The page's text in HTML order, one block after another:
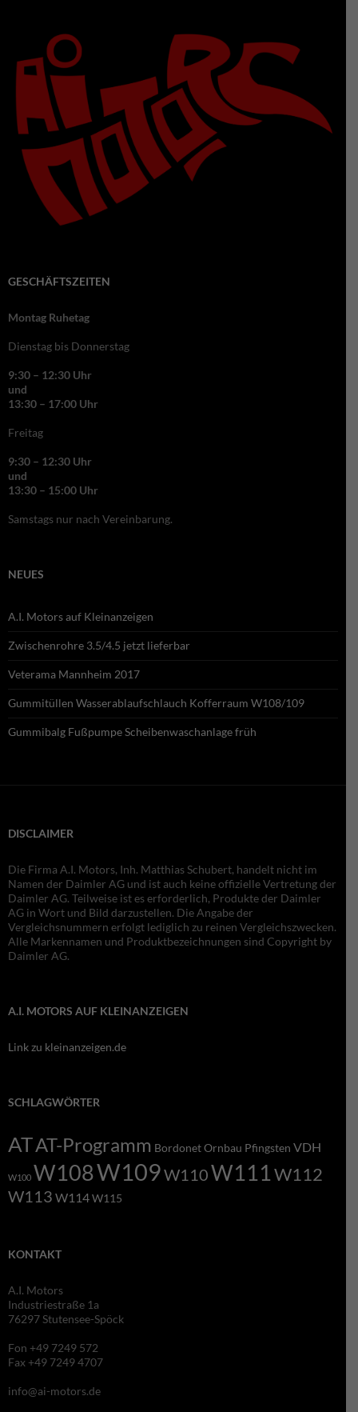
GESCHÄFTSZEITEN
Montag Ruhetag
Dienstag bis Donnerstag
9:30 – 12:30 Uhr
und
13:30 – 17:00 Uhr
Freitag
9:30 – 12:30 Uhr
und
13:30 – 15:00 Uhr
Samstags nur nach Vereinbarung.
NEUES
A.I. Motors auf Kleinanzeigen
Zwischenrohre 3.5/4.5 jetzt lieferbar
Veterama Mannheim 2017
Gummitüllen Wasserablaufschlauch Kofferraum W108/109
Gummibalg Fußpumpe Scheibenwaschanlage früh
DISCLAIMER
Die Firma A.I. Motors, Inh. Matthias Schubert, handelt nicht im
Namen der Daimler AG und ist auch keine offizielle Vertretung der
Daimler AG. Teilweise ist es erforderlich, Produkte der Daimler
AG in Wort und Bild darzustellen. Die Angabe der
Vergleichsnummern erfolgt lediglich zu reinen Vergleichszwecken.
Alle Markennamen und Produktbezeichnungen sind Copyright by
Daimler AG.
A.I. MOTORS AUF KLEINANZEIGEN
Link zu kleinanzeigen.de
SCHLAGWÖRTER
ATAT-Programm BordonetOrnbau Pfingsten VDH
W100 W108W109W110W111W112
W113 W114W115
KONTAKT
A.I. Motors
Industriestraße 1a
76297 Stutensee-Spöck
Fon +49 7249 572
Fax +49 7249 4707
info@ai-motors.de